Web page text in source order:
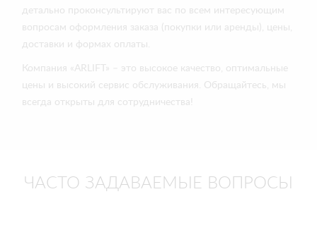
детально проконсультируют вас по всем интересующим
вопросам оформления заказа (покупки или аренды), цены,
доставки и формах оплаты.
Компания «ARLIFT» – это высокое качество, оптимальные
цены и высокий сервис обслуживания. Обращайтесь, мы
всегда открыты для сотрудничества!
ЧАСТО ЗАДАВАЕМЫЕ ВОПРОСЫ